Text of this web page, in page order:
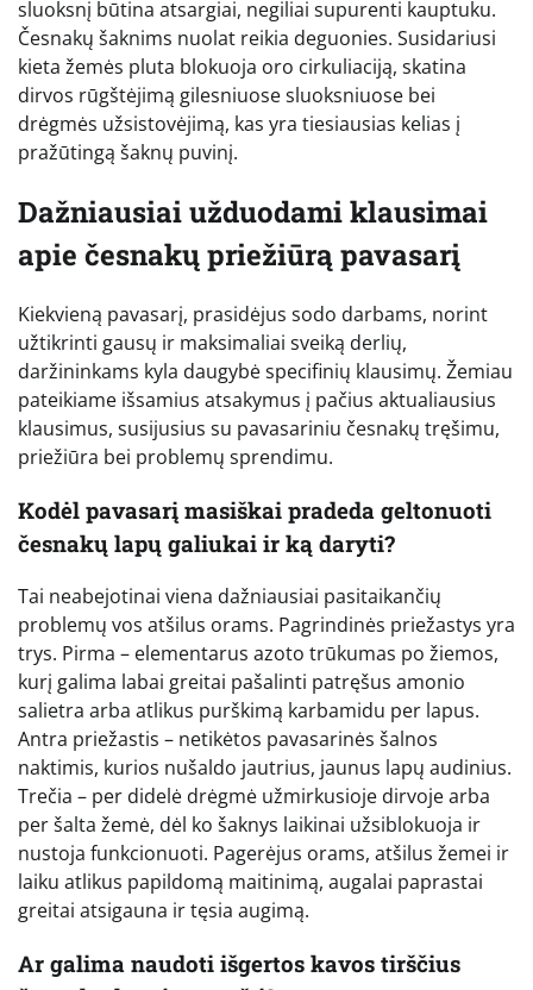
sluoksnį būtina atsargiai, negiliai supurenti kauptuku.
Česnakų šaknims nuolat reikia deguonies. Susidariusi
kieta žemės pluta blokuoja oro cirkuliaciją, skatina
dirvos rūgštėjimą gilesniuose sluoksniuose bei
drėgmės užsistovėjimą, kas yra tiesiausias kelias į
pražūtingą šaknų puvinį.
Dažniausiai užduodami klausimai
apie česnakų priežiūrą pavasarį
Kiekvieną pavasarį, prasidėjus sodo darbams, norint
užtikrinti gausų ir maksimaliai sveiką derlių,
daržininkams kyla daugybė specifinių klausimų. Žemiau
pateikiame išsamius atsakymus į pačius aktualiausius
klausimus, susijusius su pavasariniu česnakų tręšimu,
priežiūra bei problemų sprendimu.
Kodėl pavasarį masiškai pradeda geltonuoti
česnakų lapų galiukai ir ką daryti?
Tai neabejotinai viena dažniausiai pasitaikančių
problemų vos atšilus orams. Pagrindinės priežastys yra
trys. Pirma – elementarus azoto trūkumas po žiemos,
kurį galima labai greitai pašalinti patręšus amonio
salietra arba atlikus purškimą karbamidu per lapus.
Antra priežastis – netikėtos pavasarinės šalnos
naktimis, kurios nušaldo jautrius, jaunus lapų audinius.
Trečia – per didelė drėgmė užmirkusioje dirvoje arba
per šalta žemė, dėl ko šaknys laikinai užsiblokuoja ir
nustoja funkcionuoti. Pagerėjus orams, atšilus žemei ir
laiku atlikus papildomą maitinimą, augalai paprastai
greitai atsigauna ir tęsia augimą.
Ar galima naudoti išgertos kavos tirščius